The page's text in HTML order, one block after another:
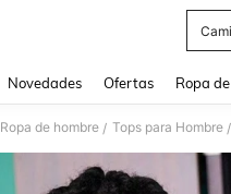
Novedades Ofertas Ropa
Ropa de hombre / Tops para Hombre /